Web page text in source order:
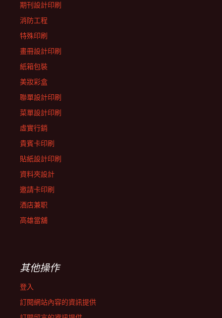
期刊設計印刷
消防工程
特殊印刷
畫冊設計印刷
紙箱包裝
美妝彩盒
聯單設計印刷
菜單設計印刷
虛實行銷
貴賓卡印刷
貼紙設計印刷
資料夾設計
邀請卡印刷
酒店兼职
高雄當舖
其他操作
登入
訂閱網站內容的資訊提供